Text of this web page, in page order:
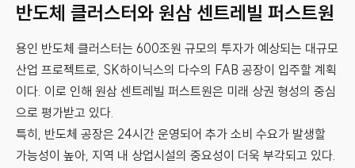
반도체 클러스터와 원삼 센트레빌 퍼스트원
용인 반도체 클러스터는 600조원 규모의 투자가 예상되는 대규모
산업 프로젝트로, SK하이닉스의 다수의 FAB 공장이 입주할 계획
이다. 이로 인해 원삼 센트레빌 퍼스트원은 미래 상권 형성의 중심
으로 평가받고 있다.
특히, 반도체 공장은 24시간 운영되어 추가 소비 수요가 발생할
가능성이 높아, 지역 내 상업시설의 중요성이 더욱 부각되고 있다.